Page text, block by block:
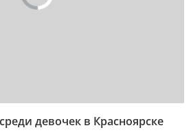
девочек в Красноярске